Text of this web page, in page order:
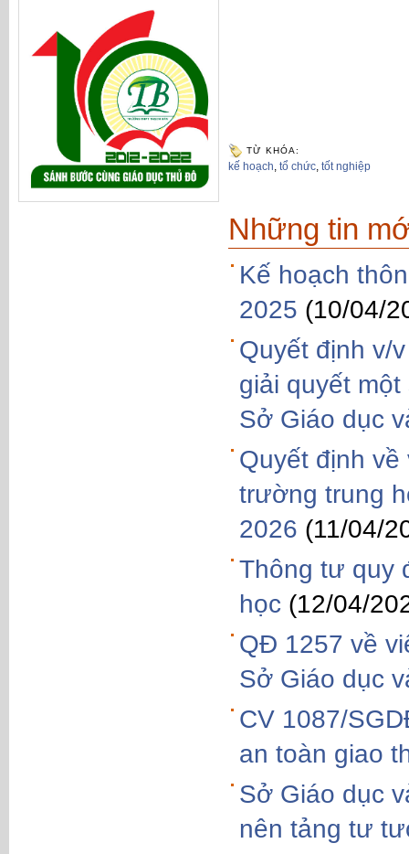
TỪ KHÓA:
kế hoạch, tổ chức, tốt nghiệp
Những tin
Kế hoạch
2025 (10/04/
Quyết định v/
giải quyết
Sở Giáo dục
Quyết định
trường trung
2026 (11/04/
Thông tư quy
học (12/04/
QĐ 1257 về
Sở Giáo dục
CV 1087/
an toàn giao
Sở Giáo dục
nên tảng tư